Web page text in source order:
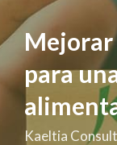
Mejorar
para
Kaeltia